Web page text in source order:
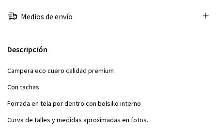
Medios de envío
Descripción
Campera eco cuero calidad premium
Con tachas
Forrada en tela por dentro con bolsillo interno
Curva de talles y medidas aproximadas en fotos.